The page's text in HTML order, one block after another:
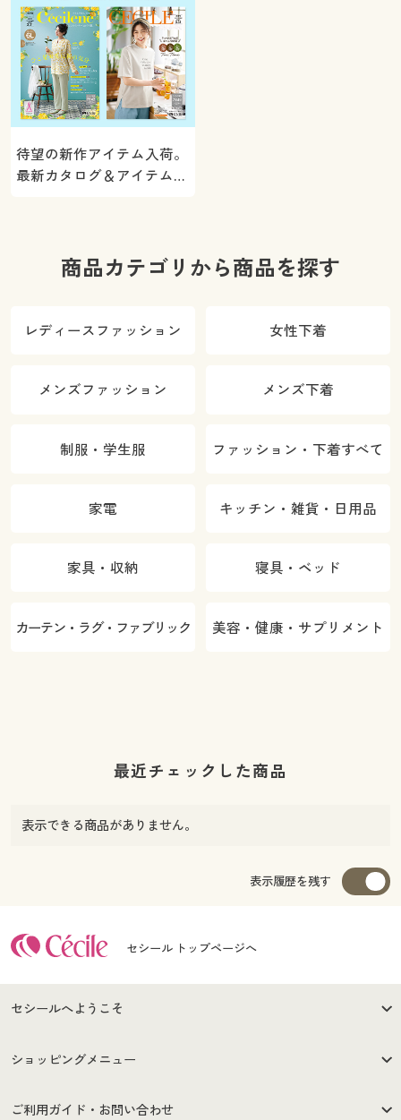
待望の新作アイテム入荷。
最新カタログ＆アイテムを
商品カテゴリから商品を探す
レディースファッション 女性下着
メンズファッション メンズ下着
制服・学生服 ファッション・下着すべて
家電 キッチン・雑貨・日用品
家具・収納 寝具・ベッド
カーテン・ラグ・ファブリック 美容・健康・サプリメント
最近チェックした商品
表示できる商品がありません。
表示履歴を残す
セシール トップページへ
セシールへようこそ
はじめての方へ
セシールご利用規約
ショッピングメニュー
商品カテゴリ
ご利用ガイド・お問い合わせ